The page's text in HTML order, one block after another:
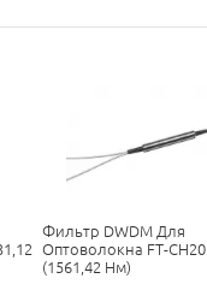
Фильтр DWDM Для
Оптоволокна FT-
(1561,42 Нм)